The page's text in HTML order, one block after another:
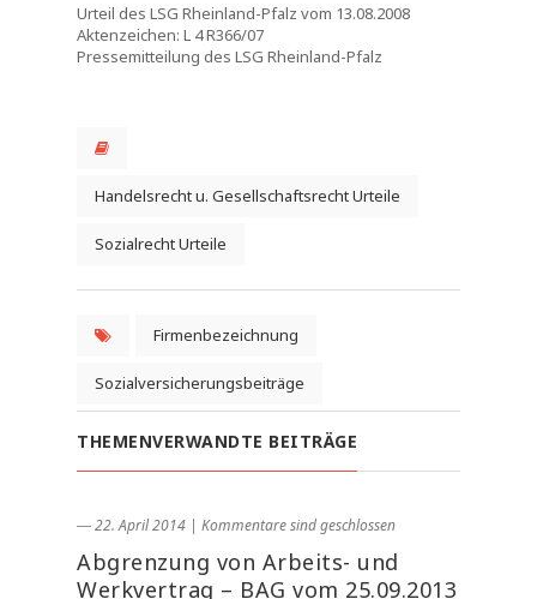
Urteil des LSG Rheinland-Pfalz vom 13.08.2008
Aktenzeichen: L 4 R366/07
Pressemitteilung des LSG Rheinland-Pfalz
Handelsrecht u. Gesellschaftsrecht Urteile
Sozialrecht Urteile
Firmenbezeichnung
Sozialversicherungsbeiträge
THEMENVERWANDTE BEITRÄGE
― 22. April 2014 | Kommentare sind geschlossen
Abgrenzung von Arbeits- und
Werkvertrag – BAG vom 25.09.2013